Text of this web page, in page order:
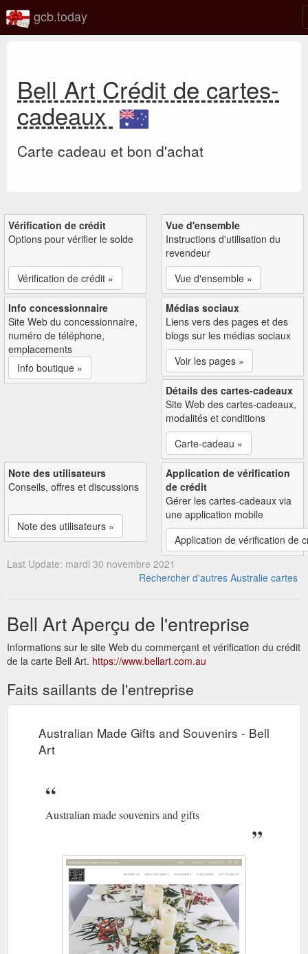
gcb.today
Bell Art Crédit de cartes-
cadeaux
Carte cadeau et bon d'achat
Vérification de crédit
Options pour vérifier le solde
Vérification de crédit »
Vue d'ensemble
Instructions d'utilisation du
revendeur
Vue d'ensemble »
Info concessionnaire
Site Web du concessionnaire,
numéro de téléphone,
emplacements
Info boutique »
Médias sociaux
Liens vers des pages et des
blogs sur les médias sociaux
Voir les pages »
Détails des cartes-cadeaux
Site Web des cartes-cadeaux,
modalités et conditions
Carte-cadeau »
Note des utilisateurs
Conseils, offres et discussions
Note des utilisateurs »
Application de vérification
de crédit
Gérer les cartes-cadeaux via
une application mobile
Application de vérification de
Last Update: mardi 30 novembre 2021
Rechercher d'autres Australie cartes
Bell Art Aperçu de l'entreprise
Informations sur le site Web du commerçant et vérification du crédit
de la carte Bell Art. https://www.bellart.com.au
Faits saillants de l'entreprise
Australian Made Gifts and Souvenirs - Bell
Art
Australian made souvenirs and gifts